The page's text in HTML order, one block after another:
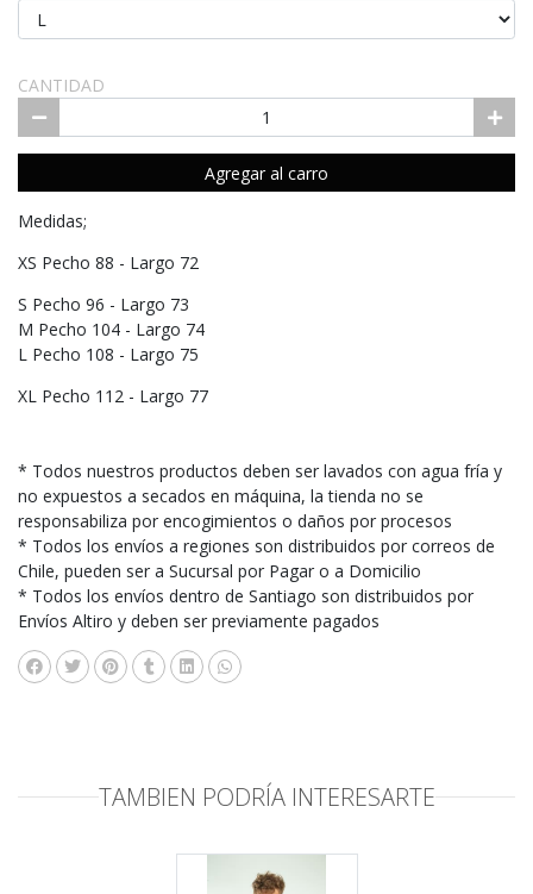
CANTIDAD
Agregar al carro
Medidas;
XS Pecho 88 - Largo 72
S Pecho 96 - Largo 73
M Pecho 104 - Largo 74
L Pecho 108 - Largo 75
XL Pecho 112 - Largo 77
* Todos nuestros productos deben ser lavados con agua fría y
no expuestos a secados en máquina, la tienda no se
responsabiliza por encogimientos o daños por procesos
* Todos los envíos a regiones son distribuidos por correos de
Chile, pueden ser a Sucursal por Pagar o a Domicilio
* Todos los envíos dentro de Santiago son distribuidos por
Envíos Altiro y deben ser previamente pagados
TAMBIEN PODRÍA INTERESARTE